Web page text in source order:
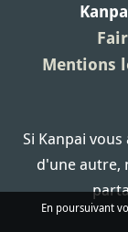
Mentions
Si Kanpai
d'une autre,
En poursuivant